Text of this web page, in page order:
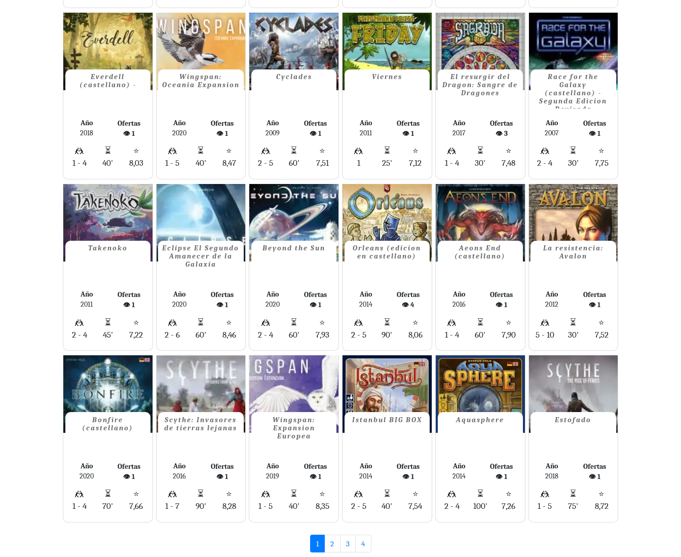
Everdell
(castellano) -
Año
2018
Ofertas
👁️ 1
🤼
1 - 4
⏳
40'
⭐
8,03
Wingspan:
Oceania Expansion
Año
2020
Ofertas
👁️ 1
🤼
1 - 5
⏳
40'
⭐
8,47
Cyclades
Año
2009
Ofertas
👁️ 1
🤼
2 - 5
⏳
60'
⭐
7,51
Viernes
Año
2011
Ofertas
👁️ 1
🤼
1
⏳
25'
⭐
7,12
El resurgir del
Dragon: Sangre de
Dragones
Año
2017
Ofertas
👁️ 3
🤼
1 - 4
⏳
30'
⭐
7,48
Race for the
Galaxy
(castellano) -
Segunda Edicion
Revisada
Año
2007
Ofertas
👁️ 1
🤼
2 - 4
⏳
30'
⭐
7,75
Takenoko
Año
2011
Ofertas
👁️ 1
🤼
2 - 4
⏳
45'
⭐
7,22
Eclipse El Segundo
Amanecer de la
Galaxia
Año
2020
Ofertas
👁️ 1
🤼
2 - 6
⏳
60'
⭐
8,46
Beyond the Sun
Año
2020
Ofertas
👁️ 1
🤼
2 - 4
⏳
60'
⭐
7,93
Orleans (edicion
en castellano)
Año
2014
Ofertas
👁️ 4
🤼
2 - 5
⏳
90'
⭐
8,06
Aeons End
(castellano)
Año
2016
Ofertas
👁️ 1
🤼
1 - 4
⏳
60'
⭐
7,90
La resistencia:
Avalon
Año
2012
Ofertas
👁️ 1
🤼
5 - 10
⏳
30'
⭐
7,52
Bonfire
(castellano)
Año
2020
Ofertas
👁️ 1
🤼
1 - 4
⏳
70'
⭐
7,66
Scythe: Invasores
de tierras lejanas
Año
2016
Ofertas
👁️ 1
🤼
1 - 7
⏳
90'
⭐
8,28
Wingspan:
Expansion
Europea
Año
2019
Ofertas
👁️ 1
🤼
1 - 5
⏳
40'
⭐
8,35
Istanbul BIG BOX
Año
2014
Ofertas
👁️ 1
🤼
2 - 5
⏳
40'
⭐
7,54
Aquasphere
Año
2014
Ofertas
👁️ 1
🤼
2 - 4
⏳
100'
⭐
7,26
Estofado
Año
2018
Ofertas
👁️ 1
🤼
1 - 5
⏳
75'
⭐
8,72
1 2 3 4